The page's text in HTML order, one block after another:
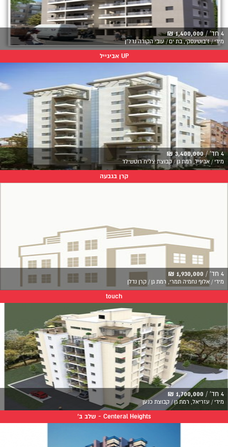
4 חד' / 1,400,000 ₪
מידי / ז'בוטינסקי, בת ים / עובי הקורה נדל"ן
UP אביגייל
4 חד' / 3,400,000 ₪
מידי / אביגיל, רמת גן / קבוצת צליח רוטשילד
קרן בגבעה
4 חד' / 1,930,000 ₪
מידי / אלוף נחמיה תמרי, רמת גן / קרן נדלן
touch
4 חד' / 1,700,000 ₪
מידי / עזריאל, רמת גן / קבוצת כנען
Centeral Heights - שלב ב'